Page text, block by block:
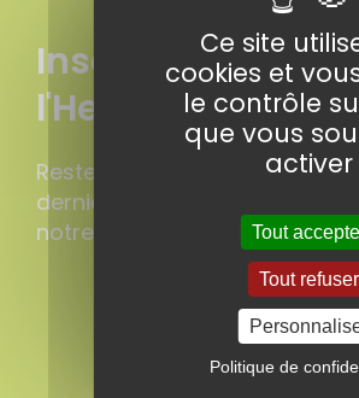
Inscrivez-vous à
l'Herbonews !
Restez informé des
derniers conseils en vous
notre lettre d’informations.
Ce site
cookies et
le contrôle
que vous
activer
Tout
Tout refuser
Politique de